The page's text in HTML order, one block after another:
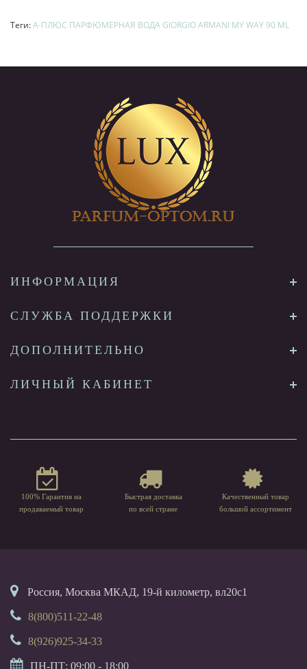
Теги:А-ПЛЮС ПАРФЮМЕРНАЯ ВОДА GIORGIO ARMANI MY WAY 90 ML
ИНФОРМАЦИЯ
СЛУЖБА ПОДДЕРЖКИ
ДОПОЛНИТЕЛЬНО
ЛИЧНЫЙ КАБИНЕТ
100% Гарантия на
продаваемый товар
Быстрая доставка
по всей стране
Качественный товар
большой ассортимент
Россия, Москва МКАД, 19-й километр, вл20с1
8(800)511-22-48
8(926)925-34-33
ПН-ПТ: 09:00 - 18:00